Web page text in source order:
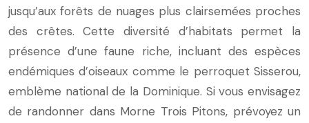
jusqu’aux forêts de nuages plus clairsemées proches
des crêtes. Cette diversité d’habitats permet la
présence d’une faune riche, incluant des espèces
endémiques d’oiseaux comme le perroquet Sisserou,
emblème national de la Dominique. Si vous envisagez
de randonner dans Morne Trois Pitons, prévoyez un